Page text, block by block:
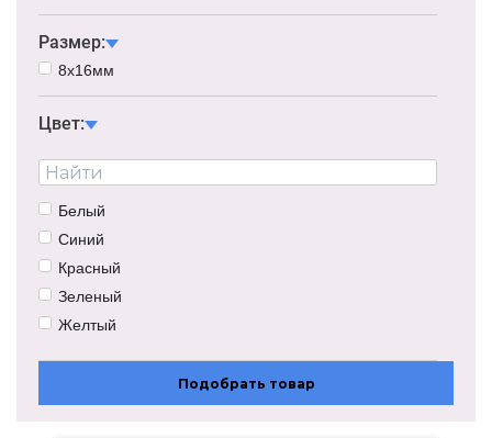
Размер:
8х16мм
Цвет:
Белый
Синий
Красный
Зеленый
Желтый
Подобрать товар